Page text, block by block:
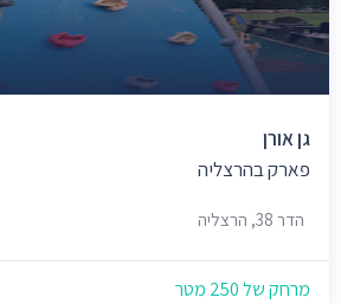
גן אורן
פארק בהרצליה
הדר 38, הרצליה
מרחק של 250 מטר